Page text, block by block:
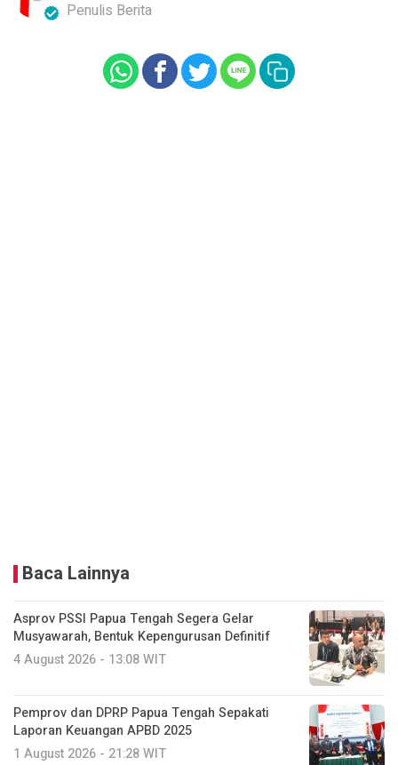
Penulis Berita
Baca Lainnya
Asprov PSSI Papua Tengah Segera Gelar
Musyawarah, Bentuk Kepengurusan Definitif
4 August 2026 - 13:08 WIT
Pemprov dan DPRP Papua Tengah Sepakati
Laporan Keuangan APBD 2025
1 August 2026 - 21:28 WIT